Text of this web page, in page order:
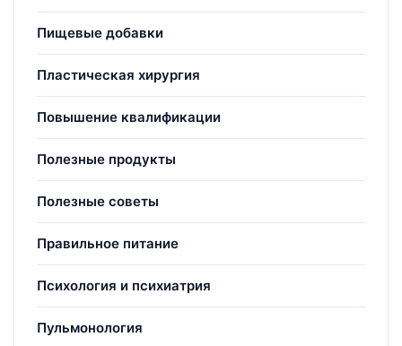
Пищевые добавки
Пластическая хирургия
Повышение квалификации
Полезные продукты
Полезные советы
Правильное питание
Психология и психиатрия
Пульмонология